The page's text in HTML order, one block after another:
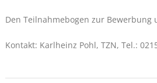
Den Teilnahmebogen zur
Kontakt: Karlheinz Pohl, TZN, Tel.: